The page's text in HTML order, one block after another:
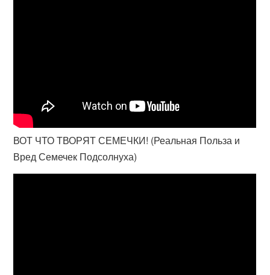
ВОТ ЧТО ТВОРЯТ СЕМЕЧКИ! (Реальная Польза и
Вред Семечек Подсолнуха)